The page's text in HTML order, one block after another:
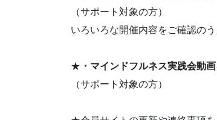
（サポート対象の方）
いろいろな開催内容をご確認の
★ ・マインドフルネス実践会動
（サポート対象の方）